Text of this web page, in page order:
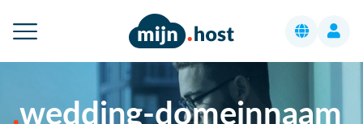
wedding-domeinnaam